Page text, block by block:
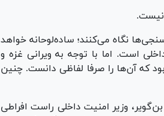
نیست.
نگاه می‌کنند؛ ساده‌لوحانه خواهد
است. اما با توجه به ویرانی غزه و
که آن‌ها را صرفا لفاظی دانست. چنین
وزیر امنیت داخلی راست افراطی